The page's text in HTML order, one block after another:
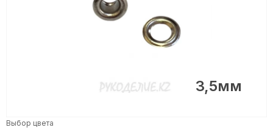
3,5мм
Выбор цвета